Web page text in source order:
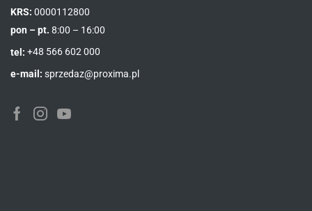
KRS: 0000112800
pon – pt. 8:00 – 16:00
tel: +48 566 602 000
e-mail: sprzedaz@proxima.pl